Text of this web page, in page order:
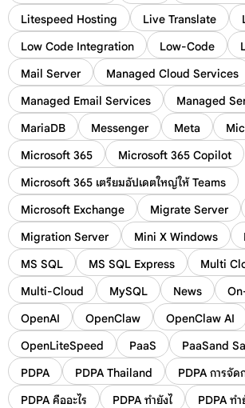
Litespeed Hosting Live Translate
Low Code Integration
Low-Code
Mail Server
Managed Cloud Services
Managed Email Services
Managed
MariaDB
Messenger Meta
Microsoft 365
Microsoft 365 Copilot
Microsoft 365 เตรียมอัปเดตใหญ่ให้ Teams
Microsoft Exchange
Migrate Server
Migration Server
Mini X Windows
MS SQL
MS SQL Express
Multi
Multi-Cloud
MySQL News
OpenAI
OpenClaw
OpenClaw AI
OpenLiteSpeed
PaaS
PaaSand
PDPA
PDPA Thailand
PDPA การจัด
PDPA คืออะไร
PDPA ทำยังไ
PDPA ทำ